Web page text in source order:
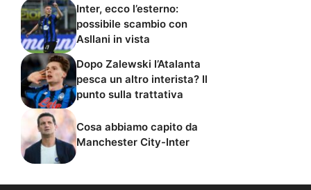
Inter, ecco l’esterno:
possibile scambio con
Asllani in vista
Dopo Zalewski l’Atalanta
pesca un altro interista? Il
punto sulla trattativa
Cosa abbiamo capito da
Manchester City-Inter